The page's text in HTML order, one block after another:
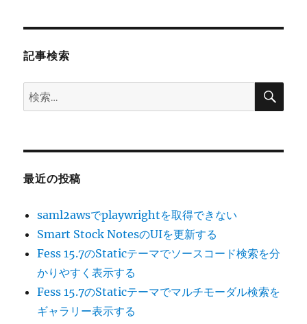
記事検索
検
索:
検
最近の投稿
saml2awsでplaywrightを取得できない
Smart Stock NotesのUIを更新する
Fess 15.7のStaticテーマでソースコード検索を分
かりやすく表示する
Fess 15.7のStaticテーマでマルチモーダル検索を
ギャラリー表示する